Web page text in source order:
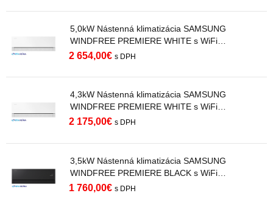
5,0kW Nástenná klimatizácia SAMSUNG
WINDFREE PREMIERE WHITE s WiFi
AR70H18C1AWNEU R32
2 654,00€ s DPH
4,3kW Nástenná klimatizácia SAMSUNG
WINDFREE PREMIERE WHITE s WiFi
AR70H15C1AWNEU R32
2 175,00€ s DPH
3,5kW Nástenná klimatizácia SAMSUNG
WINDFREE PREMIERE BLACK s WiFi
AR70H12C1ABNEU R32
1 760,00€ s DPH